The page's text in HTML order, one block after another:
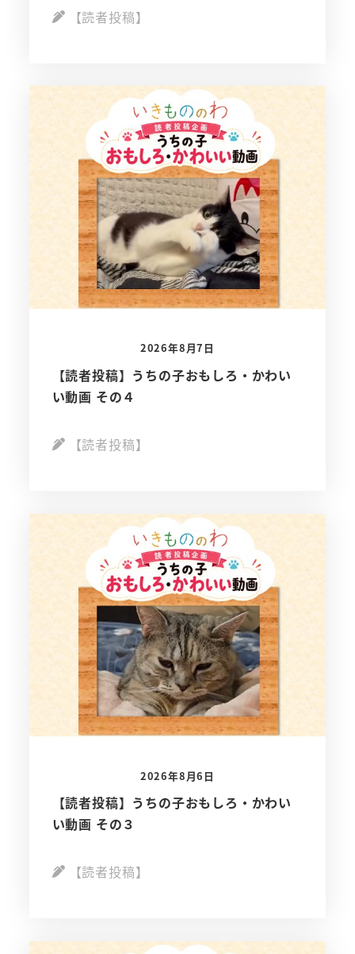
【読者投稿】
2026年8月7日
【読者投稿】うちの子おもしろ・かわい
い動画 その４
【読者投稿】
2026年8月6日
【読者投稿】うちの子おもしろ・かわい
い動画 その３
【読者投稿】